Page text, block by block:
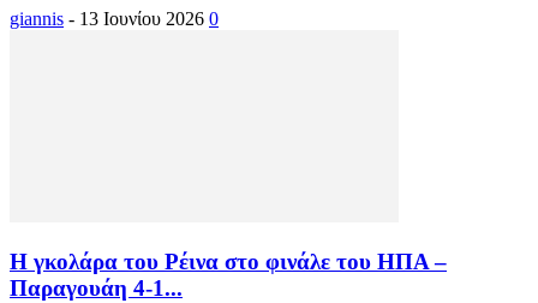
giannis - 13 Ιουνίου 2026 0
Η γκολάρα του Ρέινα στο φινάλε του ΗΠΑ –
Παραγουάη 4-1...